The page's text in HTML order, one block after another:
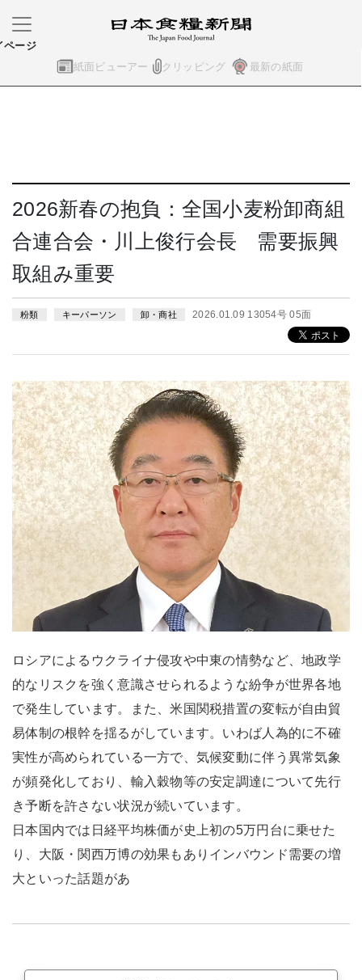
紙面ビューアー クリッピング 最新の紙面
ページ
2026新春の抱負：全国小麦粉卸商組
合連合会・川上俊行会長 需要振興
取組み重要
粉類 キーパーソン 卸・商社 2026.01.09 13054号 05面
ロシアによるウクライナ侵攻や中東の情勢など、地政学
的なリスクを強く意識させられるような紛争が世界各地
で発生しています。また、米国関税措置の変転が自由貿
易体制の根幹を揺るがしています。いわば人為的に不確
実性が高められている一方で、気候変動に伴う異常気象
が頻発化しており、輸入穀物等の安定調達について先行
き予断を許さない状況が続いています。
日本国内では日経平均株価が史上初の5万円台に乗せた
り、大阪・関西万博の効果もありインバウンド需要の増
大といった話題があ